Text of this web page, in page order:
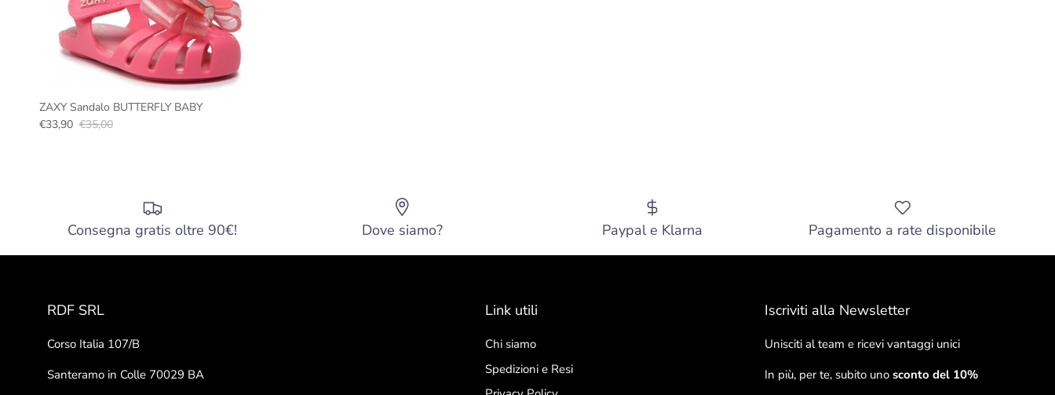
ZAXY Sandalo BUTTERFLY BABY
€33,90 €35,00
Consegna gratis oltre 90€! Dove siamo? Paypal e Klarna Pagamento a rate disponibile
RDF SRL
Corso Italia 107/B
Santeramo in Colle 70029 BA
Link utili
Chi siamo
Spedizioni e Resi
Iscriviti alla Newsletter
Unisciti al team e ricevi vantaggi unici
In più, per te, subito uno sconto del 10%